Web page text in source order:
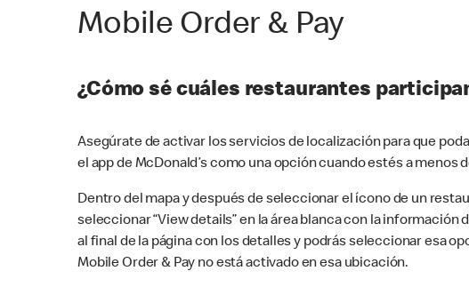
Mobile Order & Pay
¿Cómo sé cuáles restaurantes
Asegúrate de activar los servicios de localización para que
el app de McDonald’s como una opción cuando estés a
Dentro del mapa y después de seleccionar el ícono de un
seleccionar “View details” en la área blanca con la
al final de la página con los detalles y podrás seleccionar esa
Mobile Order & Pay no está activado en esa ubicación.